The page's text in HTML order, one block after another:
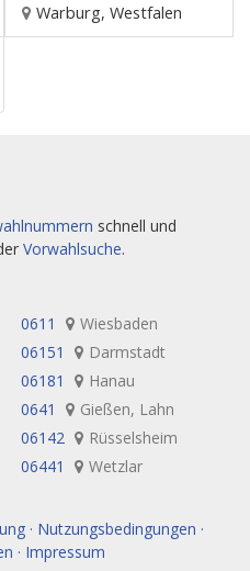
Warburg, Westfalen
schnell und
Vorwahlsuche.
0611
Wiesbaden
06151
Darmstadt
06181
Hanau
0641
Gießen, Lahn
06142
Rüsselsheim
06441 Wetzlar
· Nutzungsbedingungen ·
· Impressum